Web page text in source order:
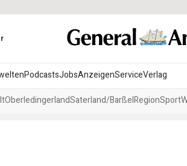
PodcastsJobsAnzeigenServiceVerlag
OberledingerlandSaterland/BarßelRegionSport